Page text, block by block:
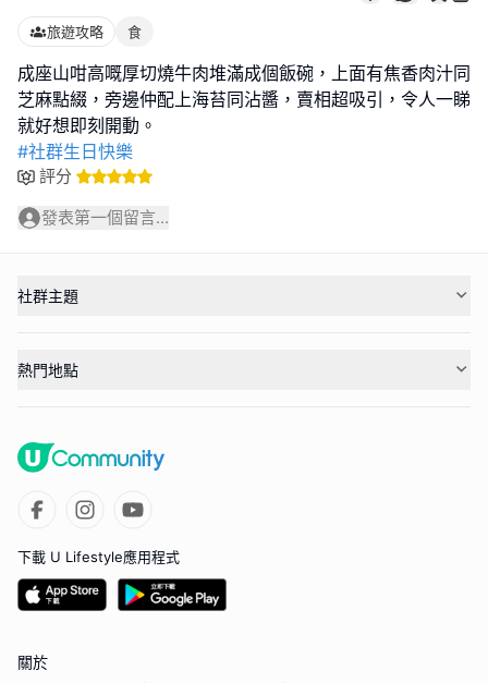
旅遊攻略 食
成座山咁高嘅厚切燒牛肉堆滿成個飯碗，上面有焦香肉汁同
芝麻點綴，旁邊仲配上海苔同沾醬，賣相超吸引，令人一睇
#社群生日快樂
評分
發表第一個留言...
社群主題
熱門地點
下載 U Lifestyle應用程式
關於